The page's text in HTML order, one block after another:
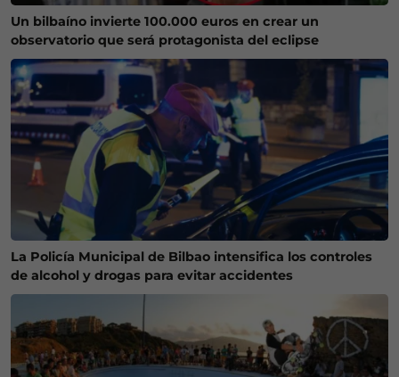
Un bilbaíno invierte 100.000 euros en crear un
observatorio que será protagonista del eclipse
La Policía Municipal de Bilbao intensifica los controles
de alcohol y drogas para evitar accidentes